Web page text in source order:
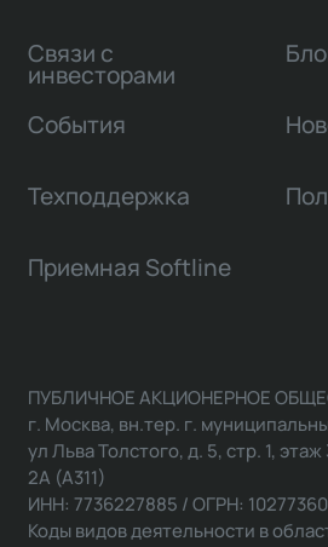
Связи с
инвесторами
События
Техподдержка
Приемная Softline
ПУБЛИЧНОЕ АКЦИОНЕРНОЕ
г. Москва, вн.тер. г.
ул Льва Толстого, д. 5, стр. 1,
2А (А311)
ИНН: 7736227885 / ОГРН:
Коды видов деятельности в